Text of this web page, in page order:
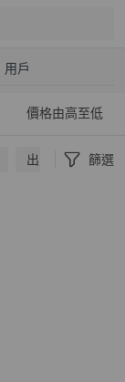
用戶
價格由高至低
出貨地點 篩選